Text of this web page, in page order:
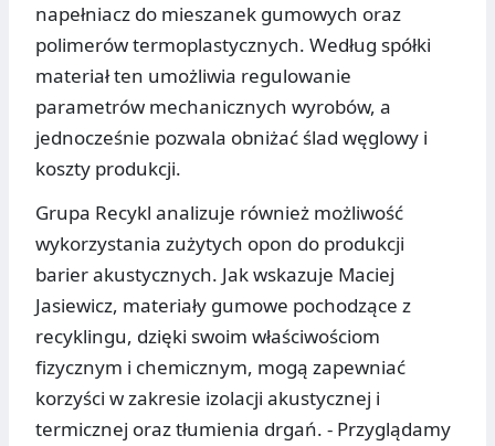
napełniacz do mieszanek gumowych oraz
polimerów termoplastycznych. Według spółki
materiał ten umożliwia regulowanie
parametrów mechanicznych wyrobów, a
jednocześnie pozwala obniżać ślad węglowy i
koszty produkcji.
Grupa Recykl analizuje również możliwość
wykorzystania zużytych opon do produkcji
barier akustycznych. Jak wskazuje Maciej
Jasiewicz, materiały gumowe pochodzące z
recyklingu, dzięki swoim właściwościom
fizycznym i chemicznym, mogą zapewniać
korzyści w zakresie izolacji akustycznej i
termicznej oraz tłumienia drgań. - Przyglądamy